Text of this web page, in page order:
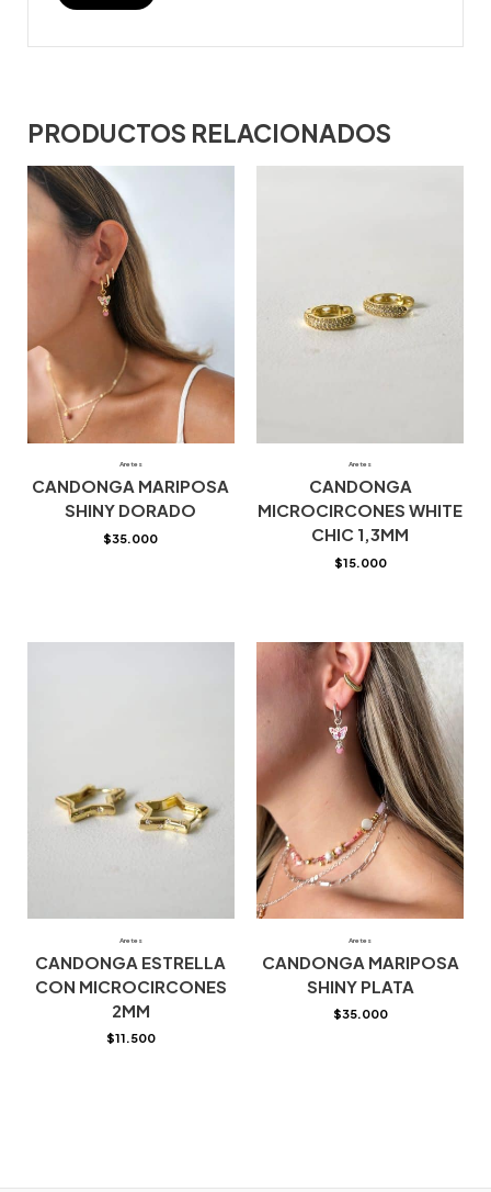
PRODUCTOS RELACIONADOS
Aretes
CANDONGA MARIPOSA
SHINY DORADO
$35.000
Aretes
CANDONGA
MICROCIRCONES WHITE
CHIC 1,3MM
$15.000
Aretes
CANDONGA ESTRELLA
CON MICROCIRCONES
2MM
$11.500
Aretes
CANDONGA MARIPOSA
SHINY PLATA
$35.000